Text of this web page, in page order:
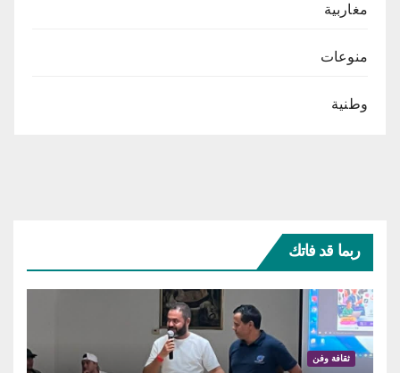
مغاربية
منوعات
وطنية
ربما قد فاتك
ثقافة وفن